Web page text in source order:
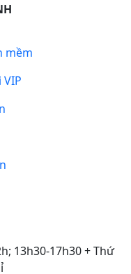
mềm
VIP
13h30-17h30 + Thứ